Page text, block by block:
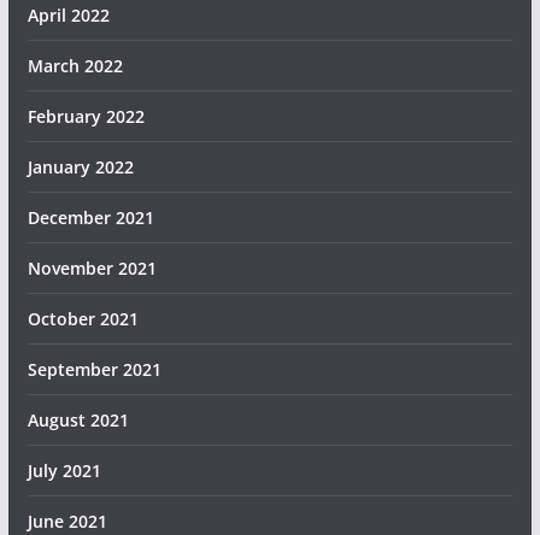
April 2022
March 2022
February 2022
January 2022
December 2021
November 2021
October 2021
September 2021
August 2021
July 2021
June 2021